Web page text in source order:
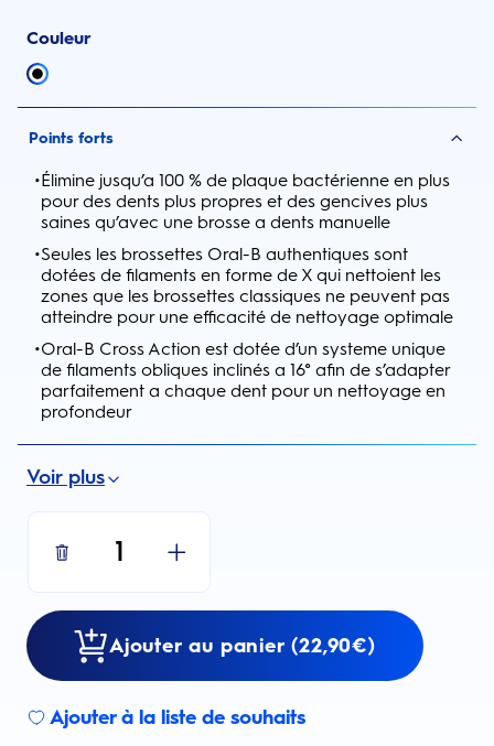
Couleur
Points forts
•Élimine jusqu’a 100 % de plaque bactérienne en plus
pour des dents plus propres et des gencives plus
saines qu’avec une brosse a dents manuelle
•Seules les brossettes Oral-B authentiques sont
dotées de filaments en forme de X qui nettoient les
zones que les brossettes classiques ne peuvent pas
atteindre pour une efficacité de nettoyage optimale
•Oral-B Cross Action est dotée d’un systeme unique
de filaments obliques inclinés a 16° afin de s’adapter
parfaitement a chaque dent pour un nettoyage en
profondeur
Voir plus
1
Ajouter au panier (22,90€)
Ajouter à la liste de souhaits